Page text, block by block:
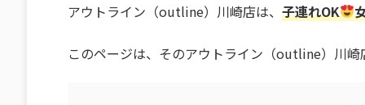
アウトライン（outline）川崎店は、 子連れOK
このページは、そのアウトライン（outline）川崎